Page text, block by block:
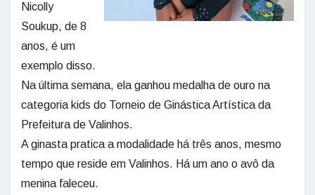
Nicolly
Soukup, de 8
anos, é um
exemplo disso.
Na última semana, ela ganhou medalha de ouro na
categoria kids do Torneio de Ginástica Artística da
Prefeitura de Valinhos.
A ginasta pratica a modalidade há três anos, mesmo
tempo que reside em Valinhos. Há um ano o avô da
menina faleceu.